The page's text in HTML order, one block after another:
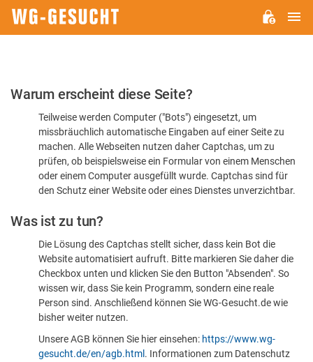
Bitte
dass
sind
Warum erscheint diese Seite?
Teilweise werden Computer ("Bots") eingesetzt, um
missbräuchlich automatische Eingaben auf einer Seite zu
machen. Alle Webseiten nutzen daher Captchas, um zu
prüfen, ob beispielsweise ein Formular von einem Menschen
oder einem Computer ausgefüllt wurde. Captchas sind für
den Schutz einer Website oder eines Dienstes unverzichtbar.
Was ist zu tun?
Die Lösung des Captchas stellt sicher, dass kein Bot die
Website automatisiert aufruft. Bitte markieren Sie daher die
Checkbox unten und klicken Sie den Button "Absenden". So
wissen wir, dass Sie kein Programm, sondern eine reale
Person sind. Anschließend können Sie WG-Gesucht.de wie
bisher weiter nutzen.
Unsere AGB können Sie hier einsehen: https://www.wg-
gesucht.de/en/agb.html . Informationen zum Datenschutz